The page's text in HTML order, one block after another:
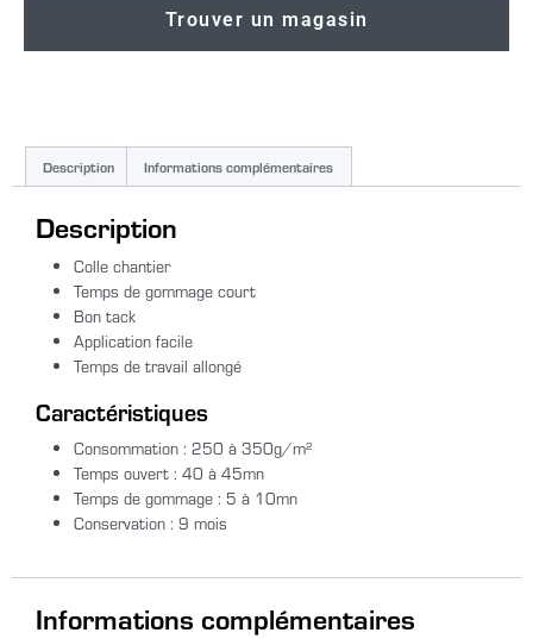
Trouver un magasin
Description Informations complémentaires
Description
Colle chantier
Temps de gommage court
Bon tack
Application facile
Temps de travail allongé
Caractéristiques
Consommation : 250 à 350g/m²
Temps ouvert : 40 à 45mn
Temps de gommage : 5 à 10mn
Conservation : 9 mois
Informations complémentaires